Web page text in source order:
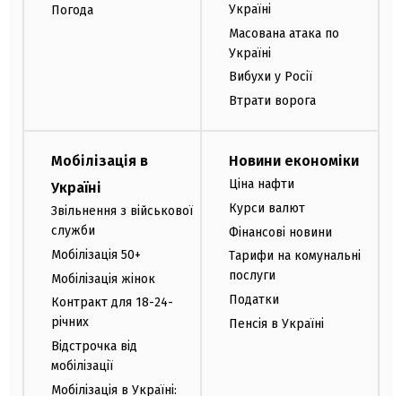
Погода
Україні
Масована атака по
Україні
Вибухи у Росії
Втрати ворога
Мобілізація в
Україні
Звільнення з військової
служби
Мобілізація 50+
Мобілізація жінок
Контракт для 18-24-
річних
Відстрочка від
мобілізації
Мобілізація в Україні:
Новини економіки
Ціна нафти
Курси валют
Фінансові новини
Тарифи на комунальні
послуги
Податки
Пенсія в Україні